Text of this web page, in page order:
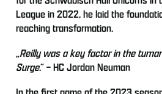
League in 2022, he laid the
reaching transformation.
„Reilly was a key factor in the
Surge.“ – HC Jordan Neuman